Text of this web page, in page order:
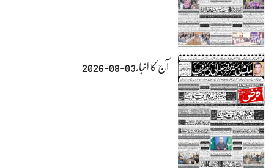
آج کا اخبار03-08-2026